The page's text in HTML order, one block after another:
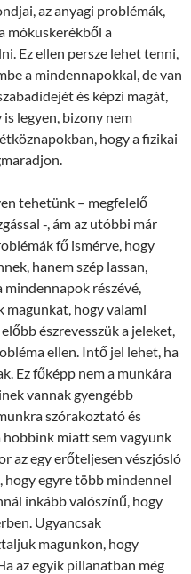
az anyagi problémák,
mókuskerékből a
Ez ellen persze lehet tenni,
a mindennapokkal, de van
és képzi magát,
legyen, bizony nem
hogy a fizikai
tehetünk – megfelelő
-, ám az utóbbi már
fő ismérve, hogy
hanem szép lassan,
részévé,
magunkat, hogy valami
észrevesszük a jeleket,
ellen. Intő jel lehet, ha
Ez főképp nem a munkára
vannak gyengébb
szórakoztató és
hobbink miatt sem vagyunk
az egy erőteljesen vészjósló
egyre több mindennel
inkább valószínű, hogy
Ugyancsak
magunkon, hogy
az egyik pillanatban még